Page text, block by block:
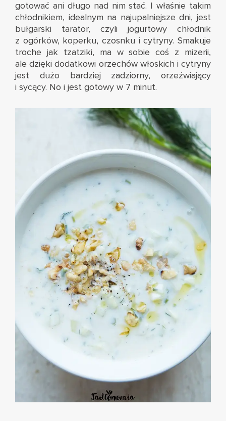
gotować ani długo nad nim stać. I właśnie takim
chłodnikiem, idealnym na najupalniejsze dni, jest
bułgarski tarator, czyli jogurtowy chłodnik
z ogórków, koperku, czosnku i cytryny. Smakuje
troche jak tzatziki, ma w sobie coś z mizerii,
ale dzięki dodatkowi orzechów włoskich i cytryny
jest dużo bardziej zadziorny, orzeźwiający
i sycący. No i jest gotowy w 7 minut.